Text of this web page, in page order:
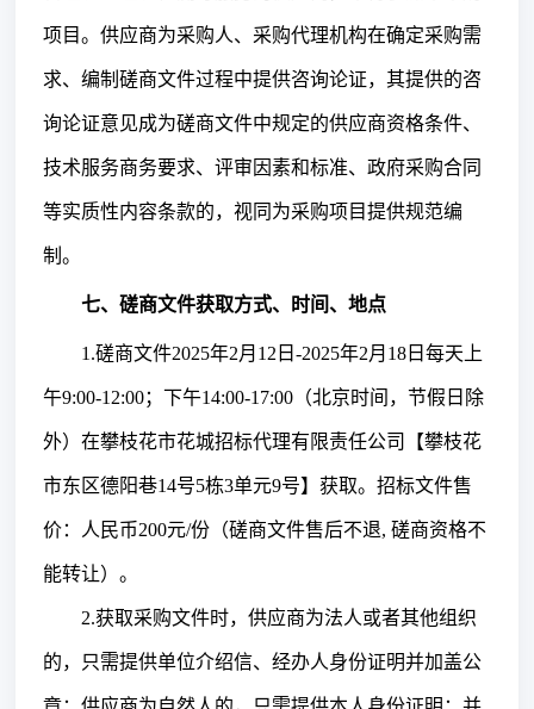
项目。供应商为采购人、采购代理机构在确定采购需
求、编制磋商文件过程中提供咨询论证，其提供的咨
询论证意见成为磋商文件中规定的供应商资格条件、
技术服务商务要求、评审因素和标准、政府采购合同
等实质性内容条款的，视同为采购项目提供规范编
制。
七、磋商文件获取方式、时间、地点
1.磋商文件2025年2月 12 日 -2025年2月 18 日每天上
午9:00-12:00；下午14:00-17:00（北京时间，节假日除
外）在攀枝花市花城招标代理有限责任公司【攀枝花
市东区德阳巷14号5栋3单元9号】获取。招标文件售
价：人民币200元/份 （磋商文件售后不退, 磋商资格不
能转让）。
2.获取采购文件时，供应商为法人或者其他组织
的，只需提供单位介绍信、经办人身份证明并加盖公